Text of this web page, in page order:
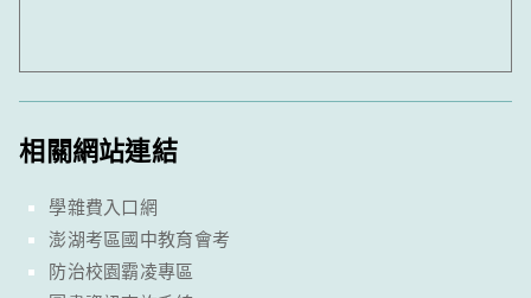
相關網站連結
學雜費入口網
澎湖考區國中教育會考
防治校園霸凌專區